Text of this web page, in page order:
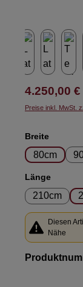
Regulärer
4.250,00 €
Preise inkl. MwSt.
Breite
80cm
Länge
210cm
Diesen
Nähe